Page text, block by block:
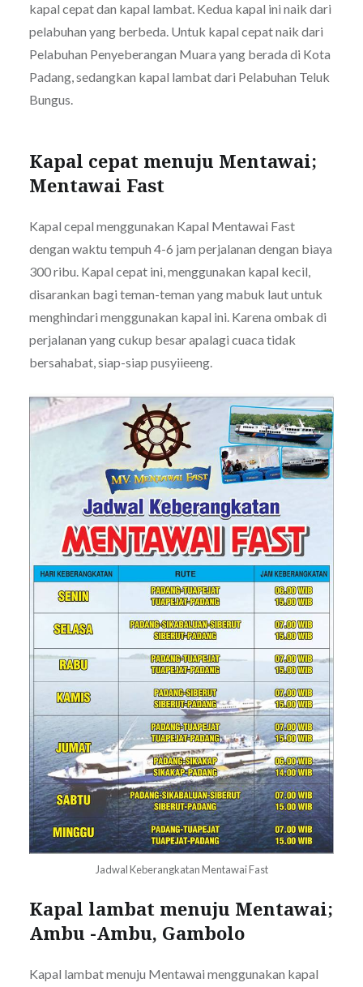
kapal cepat dan kapal lambat. Kedua kapal ini naik dari
pelabuhan yang berbeda. Untuk kapal cepat naik dari
Pelabuhan Penyeberangan Muara yang berada di Kota
Padang, sedangkan kapal lambat dari Pelabuhan Teluk
Bungus.
Kapal cepat menuju Mentawai;
Mentawai Fast
Kapal cepal menggunakan Kapal Mentawai Fast
dengan waktu tempuh 4-6 jam perjalanan dengan biaya
300 ribu. Kapal cepat ini, menggunakan kapal kecil,
disarankan bagi teman-teman yang mabuk laut untuk
menghindari menggunakan kapal ini. Karena ombak di
perjalanan yang cukup besar apalagi cuaca tidak
bersahabat, siap-siap pusyiieeng.
Jadwal Keberangkatan Mentawai Fast
Kapal lambat menuju Mentawai;
Ambu -Ambu, Gambolo
Kapal lambat menuju Mentawai menggunakan kapal